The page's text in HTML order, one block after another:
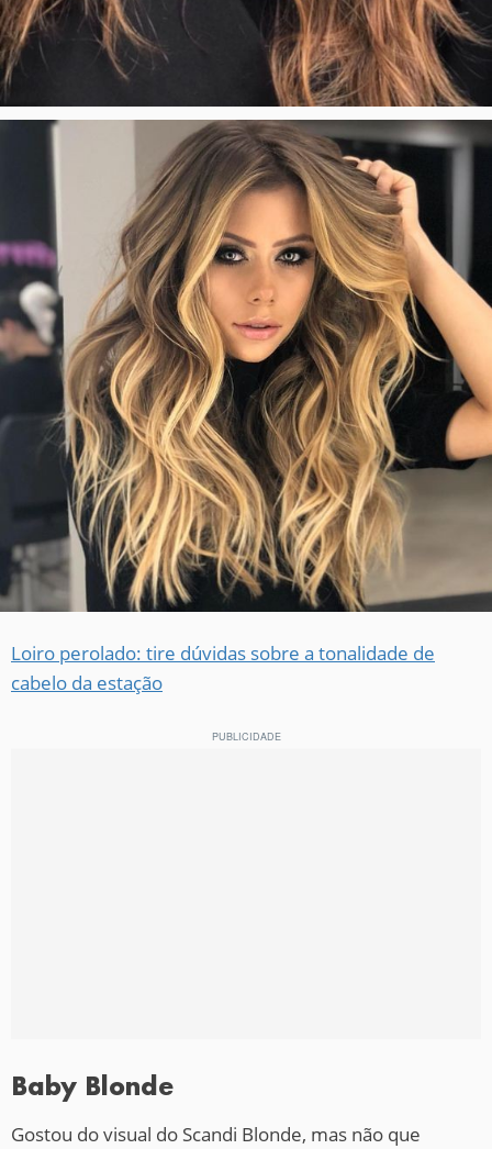
Loiro perolado: tire dúvidas sobre a tonalidade de
cabelo da estação
Baby Blonde
Gostou do visual do Scandi Blonde, mas não que